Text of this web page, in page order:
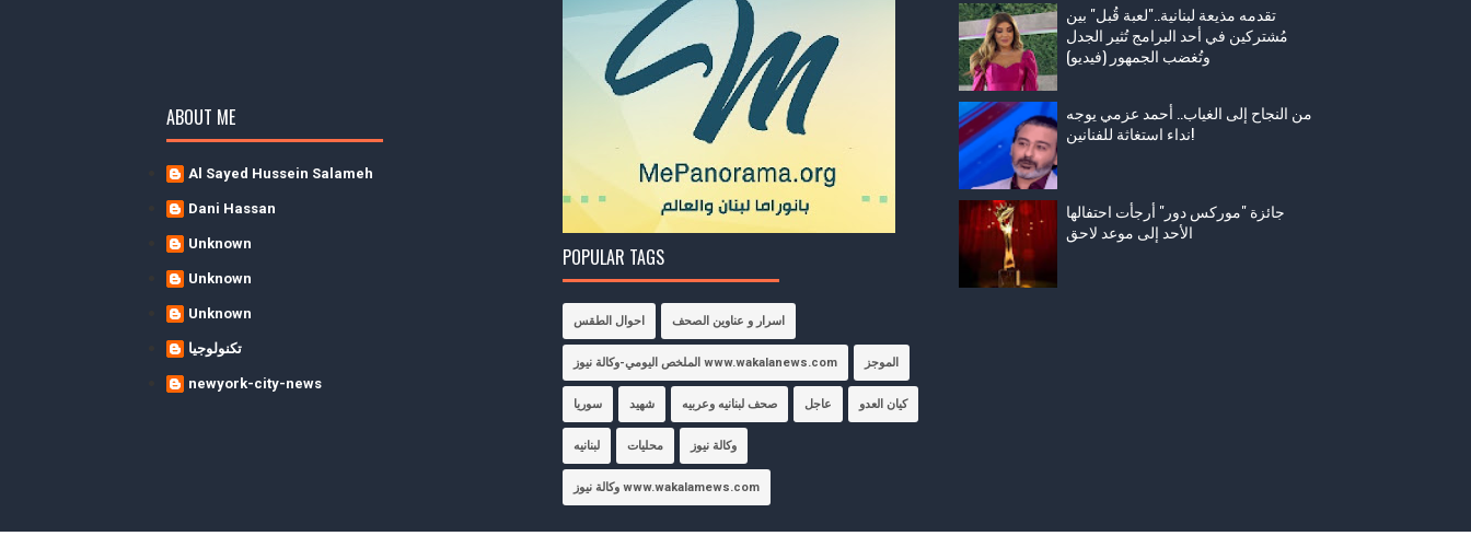
ABOUT ME
Al Sayed Hussein Salameh
Dani Hassan
Unknown
Unknown
Unknown
تكنولوجيا
newyork-city-news
POPULAR TAGS
احوال الطقس اسرار و عناوين الصحف
الملخص اليومي-وكالة نيوز www.wakalanews.com الموجز
سوريا شهيد صحف لبنانيه وعربيه عاجل كيان العدو
لبنانيه محليات وكالة نيوز
وكالة نيوز www.wakalamews.com
تقدمه مذيعة لبنانية.."لعبة قُبل" بين
مُشتركين في أحد البرامج تُثير الجدل
وتُغضب الجمهور (فيديو)
من النجاح إلى الغياب.. أحمد عزمي يوجه
نداء استغاثة للفنانين!
جائزة "موركس دور" أرجأت احتفالها
الأحد إلى موعد لاحق